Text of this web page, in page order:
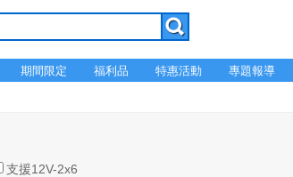
期間限定 福利品 特惠活動 專題報導
支援12V-2x6